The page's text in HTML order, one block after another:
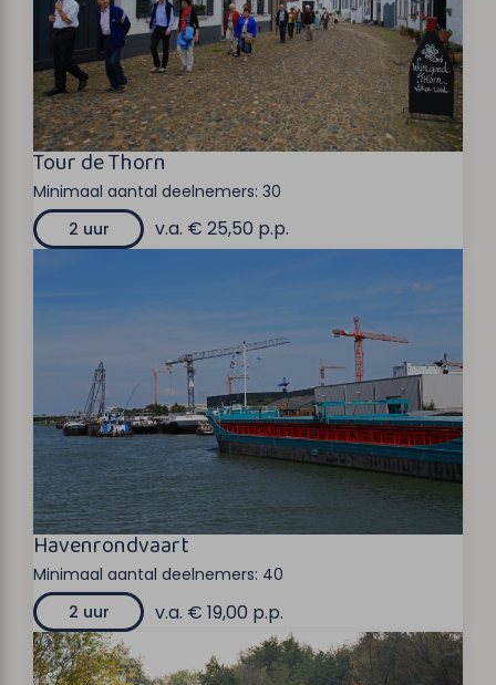
Tour de Thorn
Minimaal aantal deelnemers: 30
2 uur
v.a. € 25,50 p.p.
Havenrondvaart
Minimaal aantal deelnemers: 40
2 uur
v.a. € 19,00 p.p.